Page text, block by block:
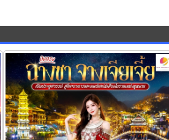
ทัวร์ฉางซา จางเจียเจี้ย เปิดประตูสวรรค์ สู่
โลกอวตาร และมนต์เสน่ห์เมืองโบราณแห่งหู
หนาน 5 วัน 4 คืน